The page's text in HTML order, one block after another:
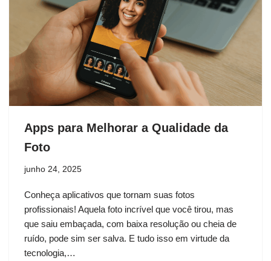
Apps para Melhorar a Qualidade da
Foto
junho 24, 2025
Conheça aplicativos que tornam suas fotos
profissionais! Aquela foto incrível que você tirou, mas
que saiu embaçada, com baixa resolução ou cheia de
ruído, pode sim ser salva. E tudo isso em virtude da
tecnologia,…